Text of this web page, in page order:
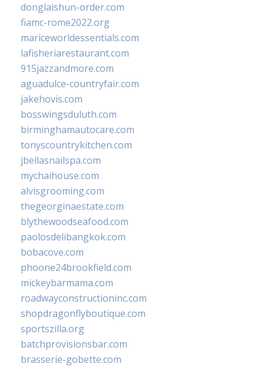
donglaishun-order.com
fiamc-rome2022.org
mariceworldessentials.com
lafisheriarestaurant.com
915jazzandmore.com
aguadulce-countryfair.com
jakehovis.com
bosswingsduluth.com
birminghamautocare.com
tonyscountrykitchen.com
jbellasnailspa.com
mychaihouse.com
alvisgrooming.com
thegeorginaestate.com
blythewoodseafood.com
paolosdelibangkok.com
bobacove.com
phoone24brookfield.com
mickeybarmama.com
roadwayconstructioninc.com
shopdragonflyboutique.com
sportszilla.org
batchprovisionsbar.com
brasserie-gobette.com